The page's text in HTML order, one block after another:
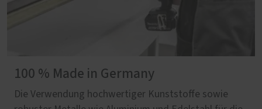
100 % Made in Germany
Die Verwendung hochwertiger Kunststoffe sowie